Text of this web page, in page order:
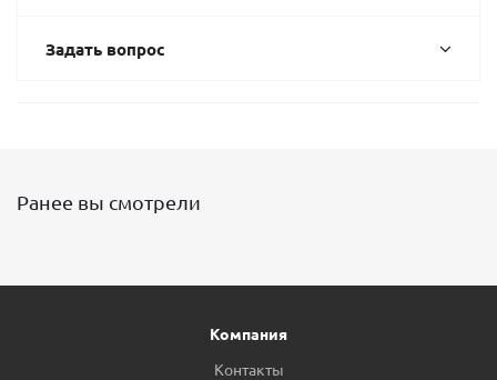
Задать вопрос
Ранее вы смотрели
Компания
Контакты